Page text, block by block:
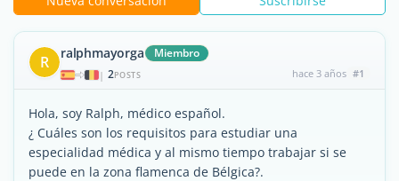
R ralphmayorga Miembro
| 2POSTS hace 3 años #1
Hola, soy Ralph, médico español.
¿ Cuáles son los requisitos para estudiar una
especialidad médica y al mismo tiempo trabajar si se
puede en la zona flamenca de Bélgica?.